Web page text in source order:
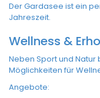
Der Gardasee ist ein
Jahreszeit.
Wellness &
Neben Sport und
Möglichkeiten für
Angebote: